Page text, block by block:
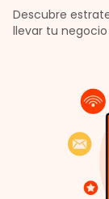
Descubre
llevar tu